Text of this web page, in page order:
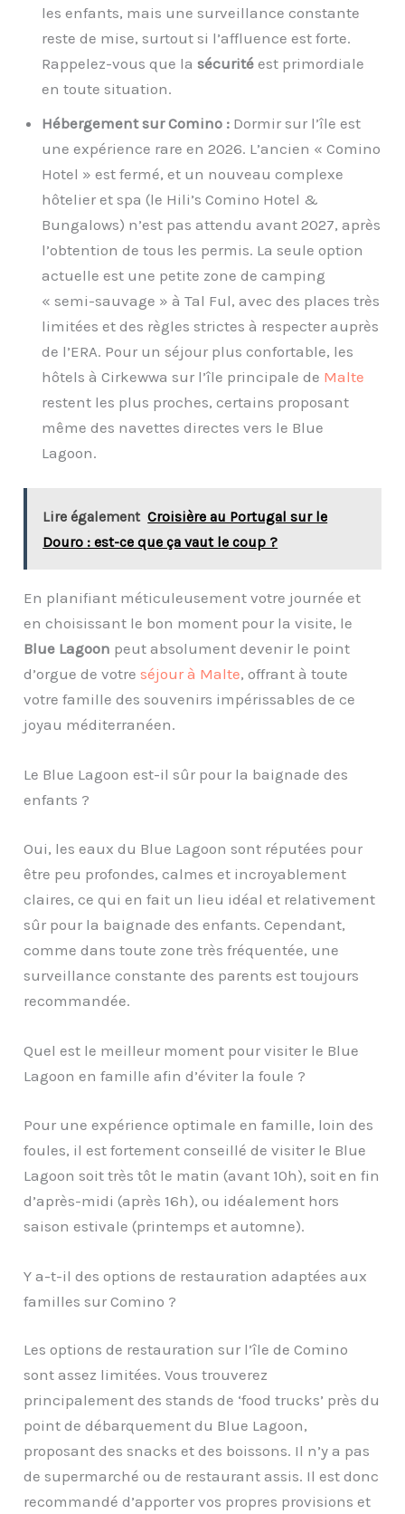
les enfants, mais une surveillance constante
reste de mise, surtout si l’affluence est forte.
Rappelez-vous que lasécurité est primordiale
en toute situation.
Hébergement sur Comino : Dormir sur l’île est
une expérience rare en 2026. L’ancien « Comino
Hotel » est fermé, et un nouveau complexe
hôtelier et spa (le Hili’s Comino Hotel &
Bungalows) n’est pas attendu avant 2027, après
l’obtention de tous les permis. La seule option
actuelle est une petite zone de camping
« semi-sauvage » à Tal Ful, avec des places très
limitées et des règles strictes à respecter auprès
de l’ERA. Pour un séjour plus confortable, les
hôtels à Cirkewwa sur l’île principale de Malte
restent les plus proches, certains proposant
même des navettes directes vers le Blue
Lagoon.
Lire également Croisière au Portugal sur le
Douro : est-ce que ça vaut le coup ?
En planifiant méticuleusement votre journée et
en choisissant le bon moment pour la visite, le
Blue Lagoon peut absolument devenir le point
d’orgue de votre séjour à Malte, offrant à toute
votre famille des souvenirs impérissables de ce
joyau méditerranéen.
Le Blue Lagoon est-il sûr pour la baignade des
enfants ?
Oui, les eaux du Blue Lagoon sont réputées pour
être peu profondes, calmes et incroyablement
claires, ce qui en fait un lieu idéal et relativement
sûr pour la baignade des enfants. Cependant,
comme dans toute zone très fréquentée, une
surveillance constante des parents est toujours
recommandée.
Quel est le meilleur moment pour visiter le Blue
Lagoon en famille afin d’éviter la foule ?
Pour une expérience optimale en famille, loin des
foules, il est fortement conseillé de visiter le Blue
Lagoon soit très tôt le matin (avant 10h), soit en fin
d’après-midi (après 16h), ou idéalement hors
saison estivale (printemps et automne).
Y a-t-il des options de restauration adaptées aux
familles sur Comino ?
Les options de restauration sur l’île de Comino
sont assez limitées. Vous trouverez
principalement des stands de ‘food trucks’ près du
point de débarquement du Blue Lagoon,
proposant des snacks et des boissons. Il n’y a pas
de supermarché ou de restaurant assis. Il est donc
recommandé d’apporter vos propres provisions et